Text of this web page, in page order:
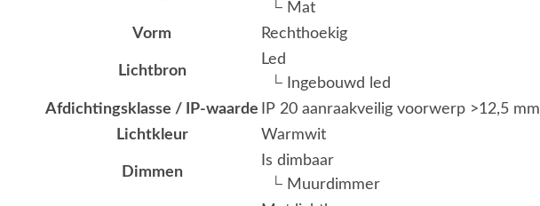
└ Mat
Vorm
Rechthoekig
Lichtbron
Led
└ Ingebouwd led
Afdichtingsklasse / IP-waarde
IP 20 aanraakveilig voorwerp >12,5 mm
Lichtkleur
Warmwit
Dimmen
Is dimbaar
└ Muurdimmer